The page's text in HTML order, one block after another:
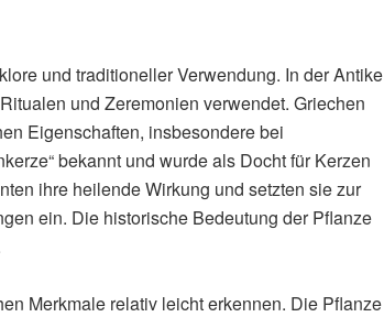
und traditioneller Verwendung. In der Antike
und Zeremonien verwendet. Griechen
Eigenschaften, insbesondere bei
bekannt und wurde als Docht für Kerzen
ihre heilende Wirkung und setzten sie zur
ein. Die historische Bedeutung der Pflanze
Merkmale relativ leicht erkennen. Die Pflanze